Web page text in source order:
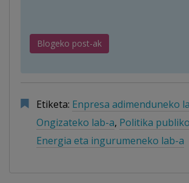
Blogeko post-ak
Etiketa: Enpresa adimenduneko
Ongizateko lab-a, Politika
Energia eta ingurumeneko lab-a